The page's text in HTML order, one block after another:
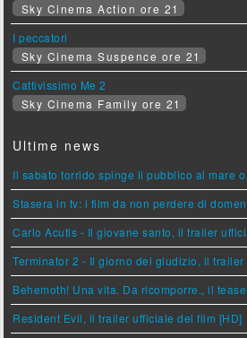
Sky Cinema Action ore 21
I peccatori
Sky Cinema Suspence ore 21
Cattivissimo Me 2
Sky Cinema Family ore 21
Ultime news
Il sabato torrido spinge il pubblico al mare
Stasera in tv: i film da non perdere di
Carlo Acutis - Il giovane santo, il trailer
Terminator 2 - Il giorno del giudizio, il
Behemoth! Una vita. Da ricomporre., il
Resident Evil, il trailer ufficiale del film [HD]